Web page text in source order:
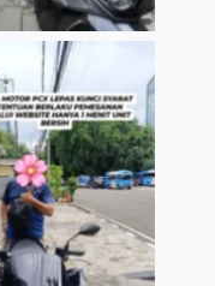
TNo Caption